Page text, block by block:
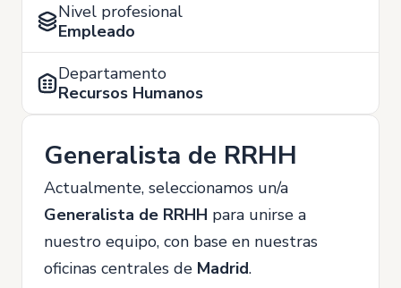
Nivel profesional
Empleado
Departamento
Recursos Humanos
Generalista de RRHH
Actualmente, seleccionamos un/a
Generalista de RRHH para unirse a
nuestro equipo, con base en nuestras
oficinas centrales de Madrid.